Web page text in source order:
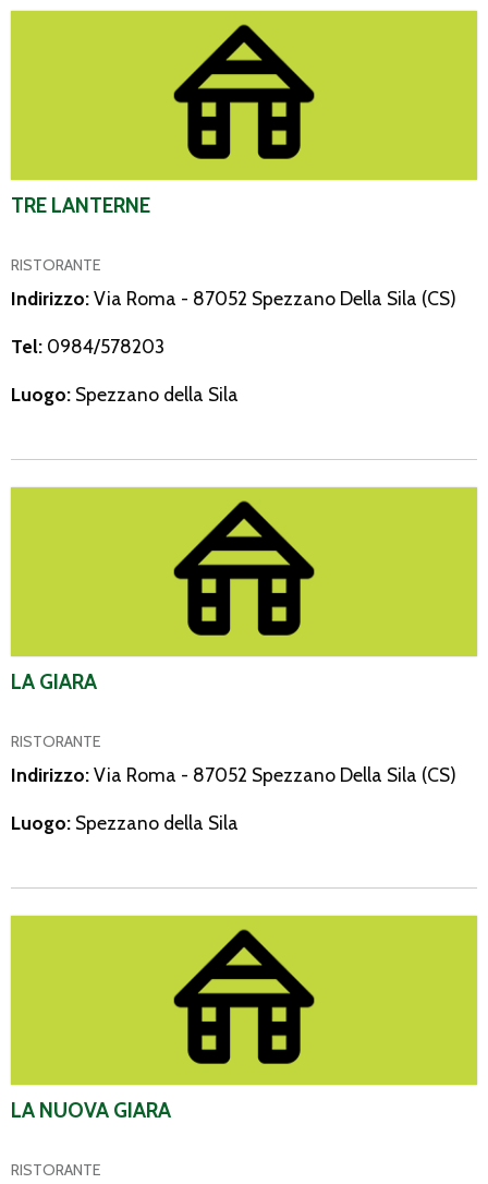
TRE LANTERNE
RISTORANTE
Indirizzo:Via Roma - 87052 Spezzano Della Sila (CS)
Tel: 0984/578203
Luogo: Spezzano della Sila
LA GIARA
RISTORANTE
Indirizzo:Via Roma - 87052 Spezzano Della Sila (CS)
Luogo: Spezzano della Sila
LA NUOVA GIARA
RISTORANTE